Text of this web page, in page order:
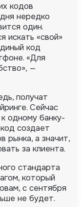
кодов
нередко
один.
искать «свой»
код
«Для
—
получат
Сейчас
одному банку-
создает
рынка, а значит,
за клиента.
стандарта
который
с сентября
не будет.